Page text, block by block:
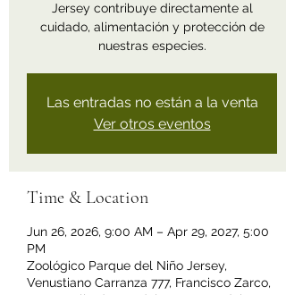
Jersey contribuye directamente al
cuidado, alimentación y protección de
nuestras especies.
Las entradas no están a la venta
Ver otros eventos
Time & Location
Jun 26, 2026, 9:00 AM – Apr 29, 2027, 5:00
PM
Zoológico Parque del Niño Jersey,
Venustiano Carranza 777, Francisco Zarco,